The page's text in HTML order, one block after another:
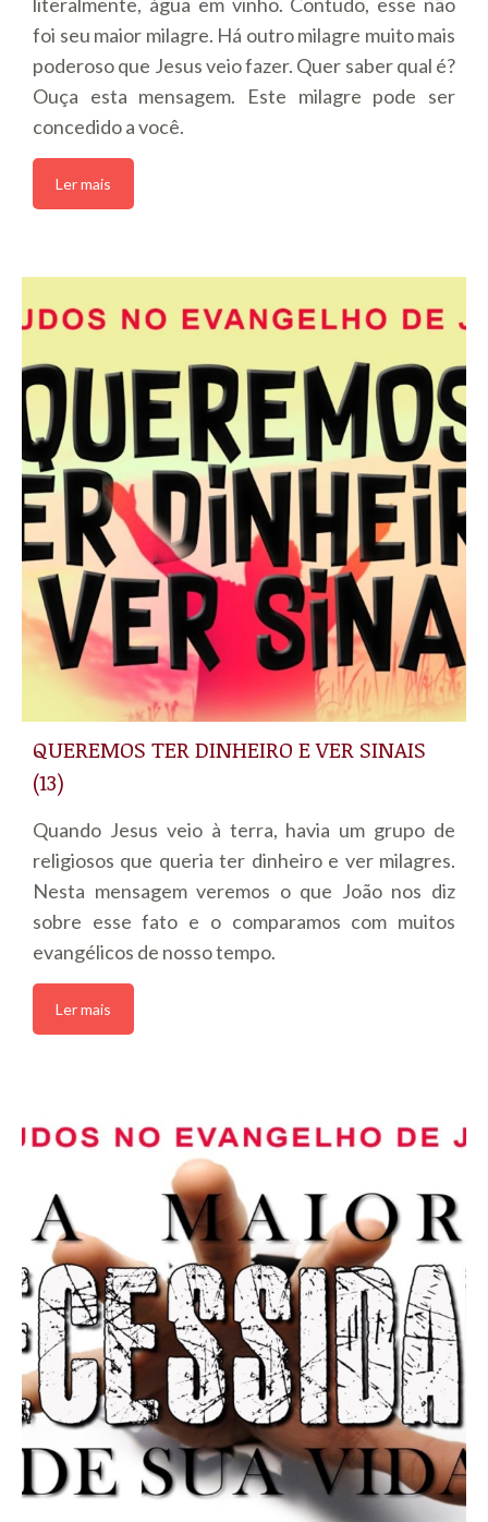
foi seu maior milagre. Há outro milagre muito mais
poderoso que Jesus veio fazer. Quer saber qual é?
Ouça esta mensagem. Este milagre pode ser
concedido a você.
Ler mais
QUEREMOS TER DINHEIRO E VER SINAIS
(13)
Quando Jesus veio à terra, havia um grupo de
religiosos que queria ter dinheiro e ver milagres.
Nesta mensagem veremos o que João nos diz
sobre esse fato e o comparamos com muitos
evangélicos de nosso tempo.
Ler mais